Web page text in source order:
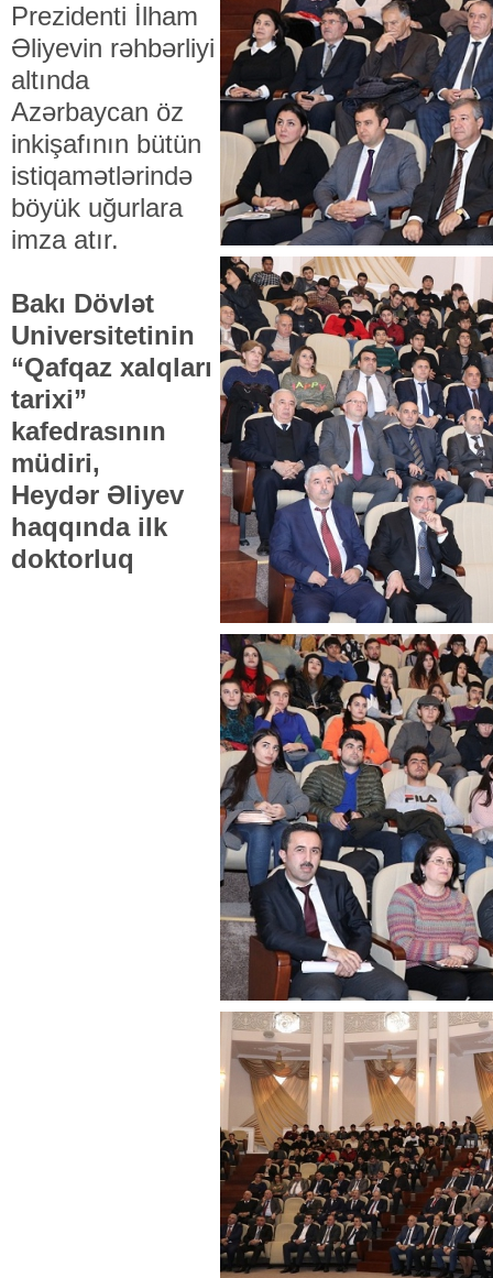
Prezidenti İlham
Əliyevin rəhbərliyi
altında
Azərbaycan öz
inkişafının bütün
istiqamətlərində
böyük uğurlara
imza atır.
Bakı Dövlət
Universitetinin
“Qafqaz xalqları
tarixi”
kafedrasının
müdiri,
Heydər Əliyev
haqqında ilk
doktorluq